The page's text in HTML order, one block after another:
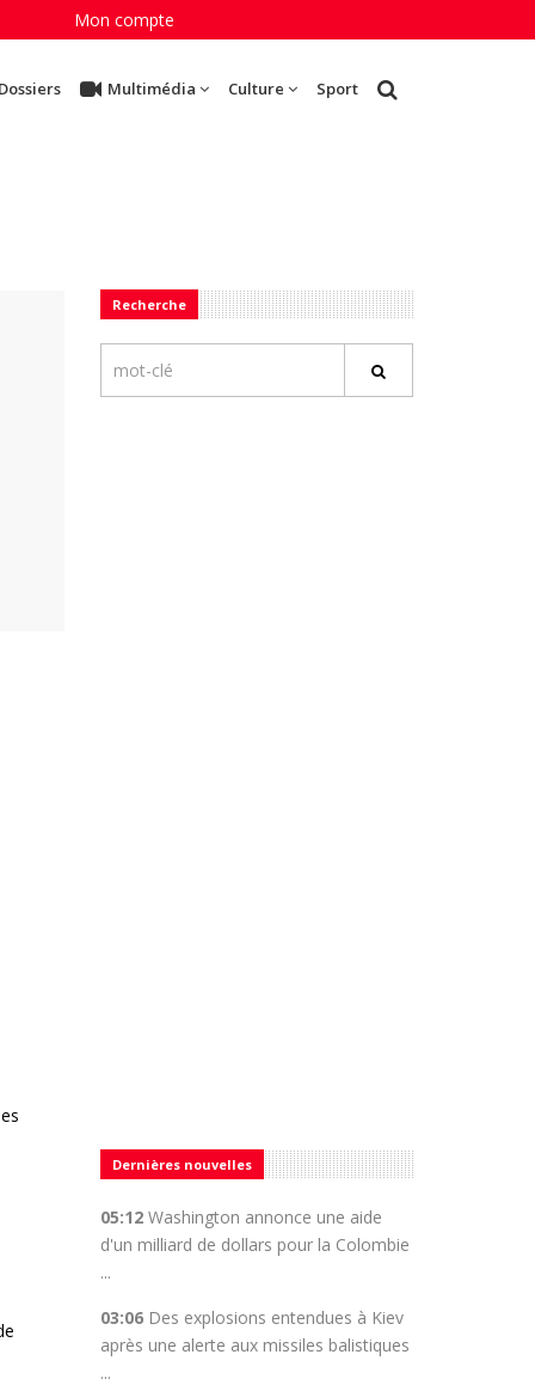
Mon compte
Multimédia Culture Sport
Recherche
Dernières nouvelles
05:12 Washington annonce une aide
d'un milliard de dollars pour la Colombie
...
03:06 Des explosions entendues à Kiev
après une alerte aux missiles balistiques
...